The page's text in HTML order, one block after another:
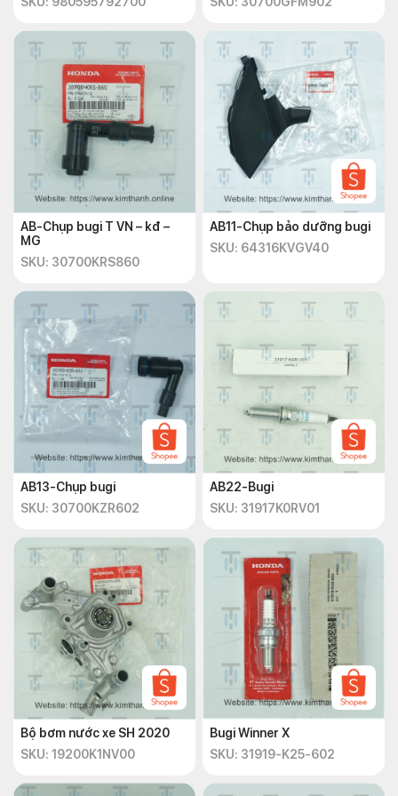
AB-Chụp bugi T VN – kđ –
MG
SKU: 30700KRS860
AB11-Chụp bảo dưỡng bugi
SKU: 64316KVGV40
AB13-Chụp bugi
SKU: 30700KZR602
AB22-Bugi
SKU: 31917K0RV01
Bộ bơm nước xe SH 2020
SKU: 19200K1NV00
Bugi Winner X
SKU: 31919-K25-602